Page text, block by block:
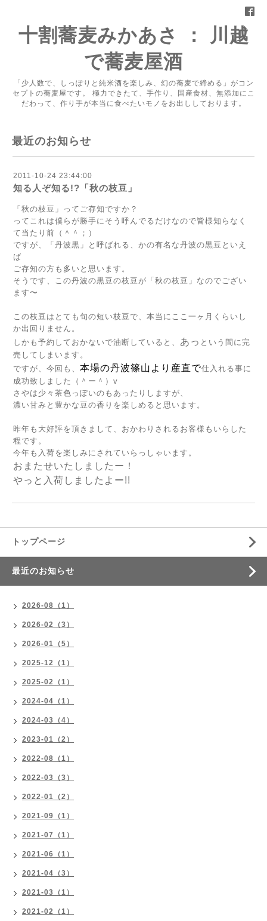
十割蕎麦みかあさ ： 川越
で蕎麦屋酒
「少人数で、しっぽりと純米酒を楽しみ、幻の蕎麦で締める」がコン
セプトの蕎麦屋です。 極力できたて、手作り、国産食材、無添加にこ
だわって、作り手が本当に食べたいモノをお出ししております。
最近のお知らせ
2011-10-24 23:44:00
知る人ぞ知る!?「秋の枝豆」
「秋の枝豆」ってご存知ですか？
ってこれは僕らが勝手にそう呼んでるだけなので皆様知らなく
て当たり前（＾＾；）
ですが、「丹波黒」と呼ばれる、かの有名な丹波の黒豆といえ
ば
ご存知の方も多いと思います。
そうです、この丹波の黒豆の枝豆が「秋の枝豆」なのでござい
ます〜
この枝豆はとても旬の短い枝豆で、本当にここ一ヶ月くらいし
か出回りません。
しかも予約しておかないで油断していると、 あっ という間に完
売してしまいます。
ですが、今回も、 本場の丹波篠山より産直で仕入れる事に
成功致しました（＾ー＾）v
さやは少々茶色っぽいのもあったりしますが、
濃い甘みと豊かな豆の香りを楽しめると思います。
昨年も大好評を頂きまして、おかわりされるお客様もいらした
程です。
今年も入荷を楽しみにされていらっしゃいます。
おまたせいたしましたー！
やっと入荷しましたよー!!
トップページ
最近のお知らせ
2026-08（1）
2026-02（3）
2026-01（5）
2025-12（1）
2025-02（1）
2024-04（1）
2024-03（4）
2023-01（2）
2022-08（1）
2022-03（3）
2022-01（2）
2021-09（1）
2021-07（1）
2021-06（1）
2021-04（3）
2021-03（1）
2021-02（1）